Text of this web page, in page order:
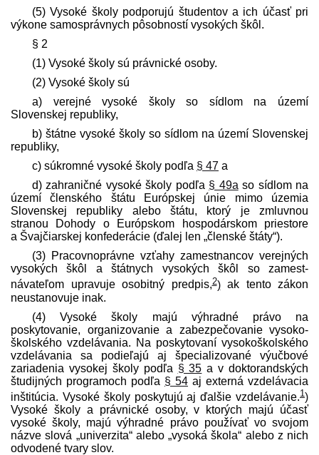
(5) Vysoké školy podporujú študentov a ich účasť pri
výkone samosprávnych pôsobností vysokých škôl.
§ 2
(1) Vysoké školy sú právnické osoby.
(2) Vysoké školy sú
a) verejné vysoké školy so sídlom na území
Slovenskej republiky,
b) štátne vysoké školy so sídlom na území Slovenskej
republiky,
c) súkromné vysoké školy podľa § 47 a
d) zahraničné vysoké školy podľa § 49a so sídlom na
území členského štátu Európskej únie mimo územia
Slovenskej republiky alebo štátu, ktorý je zmluvnou
stranou Dohody o Európskom hospodárskom priestore
a Švajčiarskej konfederácie (ďalej len „členské štáty“).
(3) Pracovnoprávne vzťahy zamestnancov verejných
vysokých škôl a štátnych vysokých škôl so zamest­
návateľom upravuje osobitný pred­pis,2)ak tento zákon
neustanovuje inak.
(4) Vysoké školy majú výhradné právo na
poskytovanie, organizovanie a zabezpečovanie vysoko­
školského vzdelávania. Na poskytovaní vysoko­školského
vzdelávania sa podieľajú aj špecializované výučbové
zariadenia vysokej školy podľa § 35 a v doktorandských
študijných programoch podľa § 54 aj externá vzdelávacia
inštitúcia. Vysoké školy poskytujú aj ďalšie vzdelávanie.1)
Vysoké školy a právnické osoby, v ktorých majú účasť
vysoké školy, majú výhradné právo používať vo svojom
názve slová „univerzita“ alebo „vysoká škola“ alebo z nich
odvodené tvary slov.